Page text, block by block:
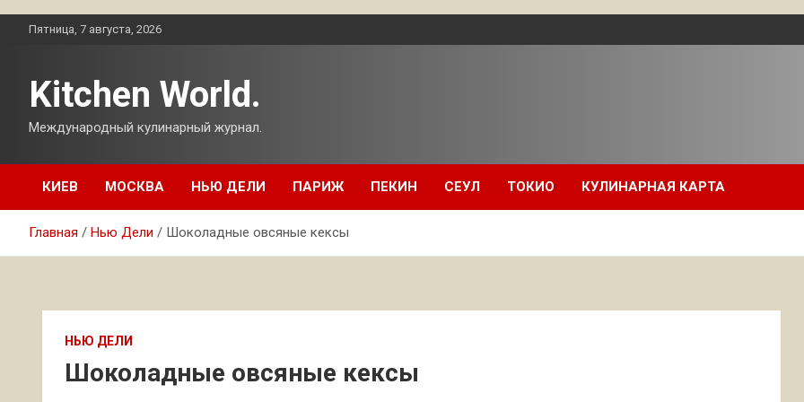
ПерейтиПятница, 7 августа, 2026
Kitchen World.
Международный кулинарный журнал.
КИЕВ МОСКВА НЬЮ ДЕЛИ ПАРИЖ ПЕКИН СЕУЛ ТОКИО КУЛИНАРНАЯ КАРТА
Главная Нью Дели Шоколадные овсяные кексы
НЬЮ ДЕЛИ
Шоколадные овсяные кексы